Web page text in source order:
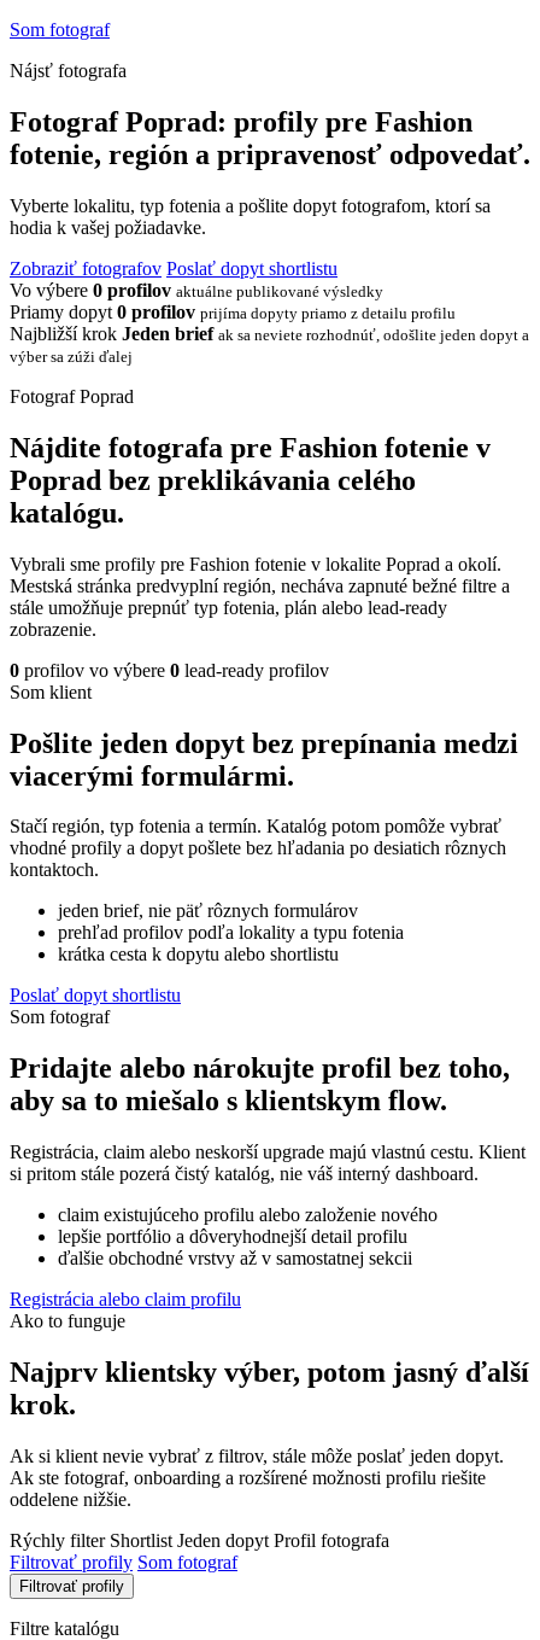
Som fotograf
Nájsť fotografa
Fotograf Poprad: profily pre Fashion
fotenie, región a pripravenosť odpovedať.
Vyberte lokalitu, typ fotenia a pošlite dopyt fotografom, ktorí sa
hodia k vašej požiadavke.
Zobraziť fotografov Poslať dopyt shortlistu
Vo výbere 0 profilov aktuálne publikované výsledky
Priamy dopyt 0 profilov prijíma dopyty priamo z detailu profilu
Najbližší krok Jeden brief ak sa neviete rozhodnúť, odošlite jeden dopyt a
výber sa zúži ďalej
Fotograf Poprad
Nájdite fotografa pre Fashion fotenie v
Poprad bez preklikávania celého
katalógu.
Vybrali sme profily pre Fashion fotenie v lokalite Poprad a okolí.
Mestská stránka predvyplní región, necháva zapnuté bežné filtre a
stále umožňuje prepnúť typ fotenia, plán alebo lead-ready
zobrazenie.
0 profilov vo výbere 0 lead-ready profilov
Som klient
Pošlite jeden dopyt bez prepínania medzi
viacerými formulármi.
Stačí región, typ fotenia a termín. Katalóg potom pomôže vybrať
vhodné profily a dopyt pošlete bez hľadania po desiatich rôznych
kontaktoch.
jeden brief, nie päť rôznych formulárov
prehľad profilov podľa lokality a typu fotenia
krátka cesta k dopytu alebo shortlistu
Poslať dopyt shortlistu
Som fotograf
Pridajte alebo nárokujte profil bez toho,
aby sa to miešalo s klientskym flow.
Registrácia, claim alebo neskorší upgrade majú vlastnú cestu. Klient
si pritom stále pozerá čistý katalóg, nie váš interný dashboard.
claim existujúceho profilu alebo založenie nového
lepšie portfólio a dôveryhodnejší detail profilu
ďalšie obchodné vrstvy až v samostatnej sekcii
Registrácia alebo claim profilu
Ako to funguje
Najprv klientsky výber, potom jasný ďalší
krok.
Ak si klient nevie vybrať z filtrov, stále môže poslať jeden dopyt.
Ak ste fotograf, onboarding a rozšírené možnosti profilu riešite
oddelene nižšie.
Rýchly filter Shortlist Jeden dopyt Profil fotografa
Filtrovať profily Som fotograf
Filtrovať profily
Filtre katalógu